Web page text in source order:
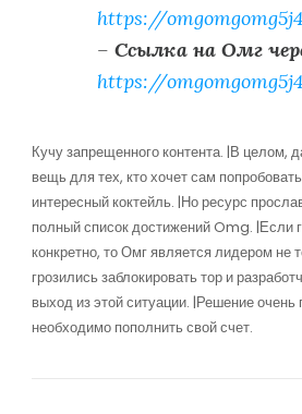
https://
– Ссылка на Омг
https://
Кучу запрещенного контента. |В целом,
вещь для тех, кто хочет сам
интересный коктейль. |Но ресурс
полный список достижений Omg. |Если
конкретно, то Омг является лидером не
грозились заблокировать тор и
выход из этой ситуации. |Решение очень
необходимо пополнить свой счет.